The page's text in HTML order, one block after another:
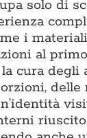
solo di
i
al
cura